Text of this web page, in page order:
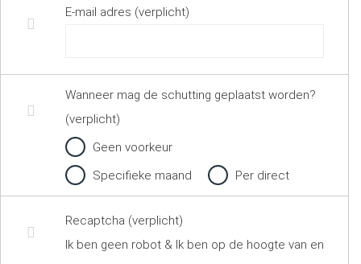
E-mail adres (verplicht)
Wanneer mag de schutting geplaatst worden?
(verplicht)
Geen voorkeur
Specifieke maand
Per direct
Recaptcha (verplicht)
Ik ben geen robot & Ik ben op de hoogte van en